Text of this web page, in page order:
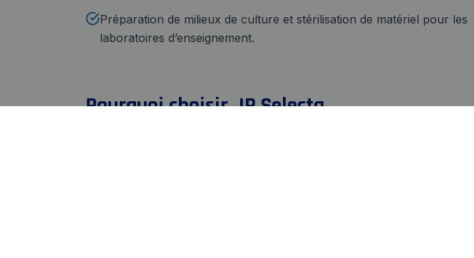
Préparation de milieux de culture et stérilisation de matériel pour les
laboratoires d’enseignement.
Pourquoi choisir JP Selecta